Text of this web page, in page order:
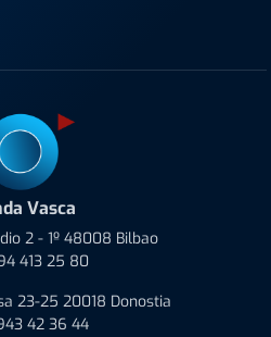
Vasca
2 - 1º 48008 Bilbao
413 25 80
23-25 20018 Donostia
42 36 44